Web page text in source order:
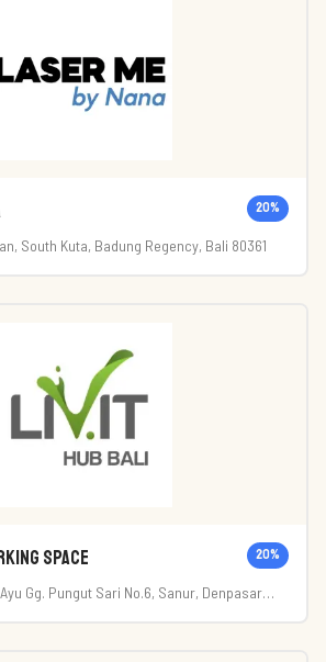
20%
South Kuta, Badung Regency, Bali 80361
Space 20%
Gg. Pungut Sari No.6, Sanur, Denpasar